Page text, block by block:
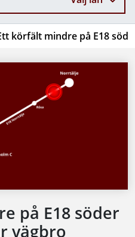
körfält mindre på E18
på E18 söder
vägbro